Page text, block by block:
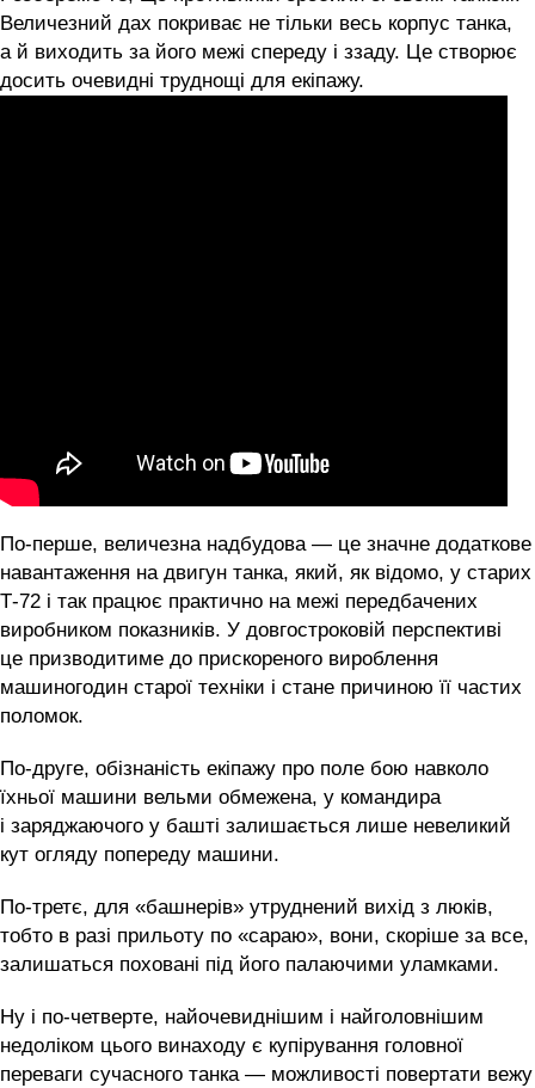
Величезний дах покриває не тільки весь корпус танка,
а й виходить за його межі спереду і ззаду. Це створює
досить очевидні труднощі для екіпажу.
По-перше, величезна надбудова — це значне додаткове
навантаження на двигун танка, який, як відомо, у старих
Т-72 і так працює практично на межі передбачених
виробником показників. У довгостроковій перспективі
це призводитиме до прискореного вироблення
машиногодин старої техніки і стане причиною її частих
поломок.
По-друге, обізнаність екіпажу про поле бою навколо
їхньої машини вельми обмежена, у командира
і заряджаючого у башті залишається лише невеликий
кут огляду попереду машини.
По-третє, для «башнерів» утруднений вихід з люків,
тобто в разі прильоту по «сараю», вони, скоріше за все,
залишаться поховані під його палаючими уламками.
Ну і по-четверте, найочевиднішим і найголовнішим
недоліком цього винаходу є купірування головної
переваги сучасного танка — можливості повертати вежу